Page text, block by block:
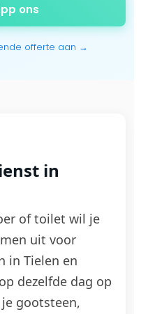
ons
offerte aan →
in
of toilet wil je
uit voor
in Tielen en
dezelfde dag op
gootsteen,